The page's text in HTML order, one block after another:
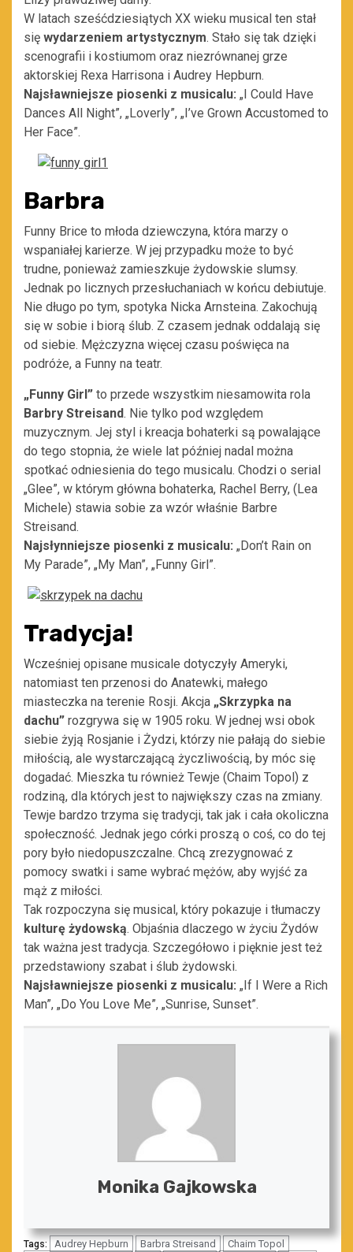
W latach sześćdziesiątych XX wieku musical ten stał
się wydarzeniem artystycznym. Stało się tak dzięki
scenografii i kostiumom oraz niezrównanej grze
aktorskiej Rexa Harrisona i Audrey Hepburn.
Najsławniejsze piosenki z musicalu: „I Could Have
Dances All Night”, „Loverly”, „I’ve Grown Accustomed to
Her Face”.
Barbra
Funny Brice to młoda dziewczyna, która marzy o
wspaniałej karierze. W jej przypadku może to być
trudne, ponieważ zamieszkuje żydowskie slumsy.
Jednak po licznych przesłuchaniach w końcu debiutuje.
Nie długo po tym, spotyka Nicka Arnsteina. Zakochują
się w sobie i biorą ślub. Z czasem jednak oddalają się
od siebie. Mężczyzna więcej czasu poświęca na
podróże, a Funny na teatr.
„Funny Girl” to przede wszystkim niesamowita rola
Barbry Streisand. Nie tylko pod względem
muzycznym. Jej styl i kreacja bohaterki są powalające
do tego stopnia, że wiele lat później nadal można
spotkać odniesienia do tego musicalu. Chodzi o serial
„Glee”, w którym główna bohaterka, Rachel Berry, (Lea
Michele) stawia sobie za wzór właśnie Barbre
Streisand.
Najsłynniejsze piosenki z musicalu: „Don’t Rain on
My Parade”, „My Man”, „Funny Girl”.
Tradycja!
Wcześniej opisane musicale dotyczyły Ameryki,
natomiast ten przenosi do Anatewki, małego
miasteczka na terenie Rosji. Akcja „Skrzypka na
dachu” rozgrywa się w 1905 roku. W jednej wsi obok
siebie żyją Rosjanie i Żydzi, którzy nie pałają do siebie
miłością, ale wystarczającą życzliwością, by móc się
dogadać. Mieszka tu również Tewje (Chaim Topol) z
rodziną, dla których jest to największy czas na zmiany.
Tewje bardzo trzyma się tradycji, tak jak i cała okoliczna
społeczność. Jednak jego córki proszą o coś, co do tej
pory było niedopuszczalne. Chcą zrezygnować z
pomocy swatki i same wybrać mężów, aby wyjść za
mąż z miłości.
Tak rozpoczyna się musical, który pokazuje i tłumaczy
kulturę żydowską. Objaśnia dlaczego w życiu Żydów
tak ważna jest tradycja. Szczegółowo i pięknie jest też
przedstawiony szabat i ślub żydowski.
Najsławniejsze piosenki z musicalu: „If I Were a Rich
Man”, „Do You Love Me”, „Sunrise, Sunset”.
Monika Gajkowska
Tags: Audrey Hepburn Barbra Streisand
Chaim Topol